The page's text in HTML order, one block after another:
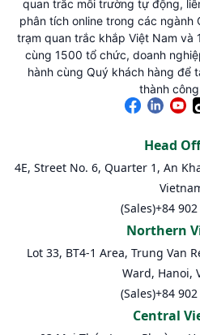
quan trắc môi trường tự động,
phân tích online trong các ngành
trạm quan trắc khắp Việt Nam và
cùng 1500 tổ chức, doanh
hành cùng Quý khách hàng để
thành
Head
4E, Street No. 6, Quarter 1, An
(Sales)+84
Northern
Lot 33, BT4-1 Area, Trung Van
Ward, Hanoi,
(Sales)+84
Central